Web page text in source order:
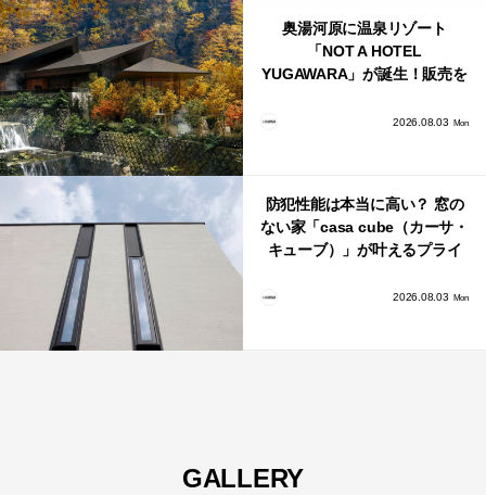
奥湯河原に温泉リゾート
「NOT A HOTEL
YUGAWARA」が誕生！販売を
2026.08.03 Mon
防犯性能は本当に高い？ 窓の
ない家「casa cube（カーサ・
キューブ）」が叶えるプライ
2026.08.03 Mon
GALLERY